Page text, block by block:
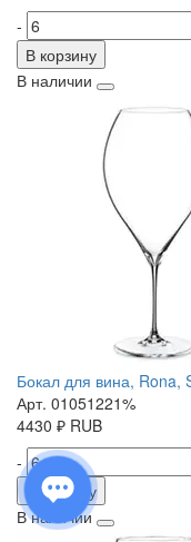
-
В корзину
В наличии
Бокал для вина,
Арт. 01051221%
4430 ₽ RUB
-
В корзину
В наличии